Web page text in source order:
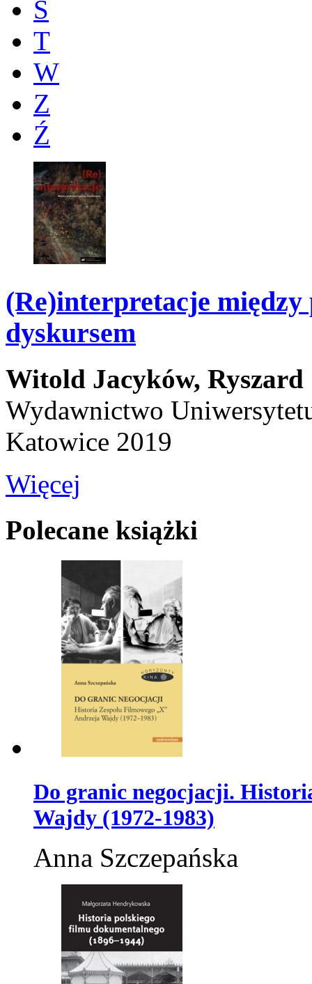
Ś
T
W
Z
Ź
(Re)interpretacje
dyskursem
Witold Jacyków,
Wydawnictwo
Katowice 2019
Więcej
Polecane książki
Do granic negocjacji.
Wajdy (1972-1983)
Anna Szczepańska